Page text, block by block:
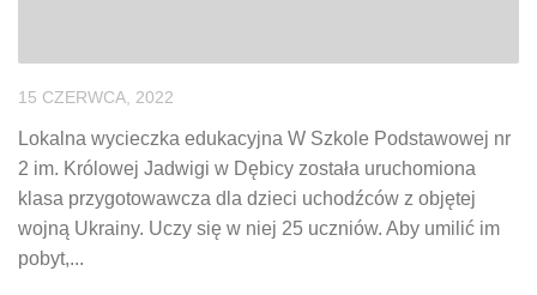
15 CZERWCA, 2022
Lokalna wycieczka edukacyjna W Szkole Podstawowej nr
2 im. Królowej Jadwigi w Dębicy została uruchomiona
klasa przygotowawcza dla dzieci uchodźców z objętej
wojną Ukrainy. Uczy się w niej 25 uczniów. Aby umilić im
pobyt,...